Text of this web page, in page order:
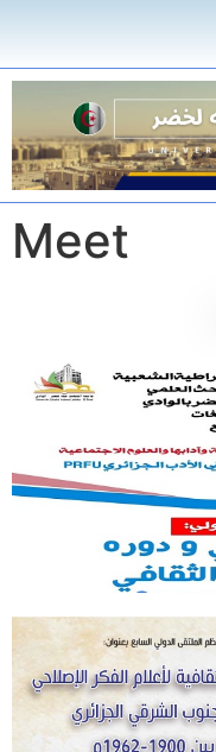
Meet